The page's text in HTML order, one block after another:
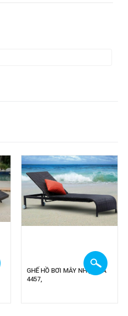
GHẾ HỒ BƠI MÂY NHỰA CA
4457,